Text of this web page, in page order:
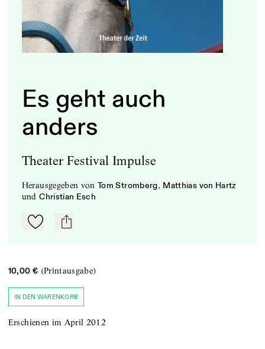
Es geht auch
anders
Theater Festival Impulse
herausgegeben von Tom Stromberg, Matthias von Hartz
und Christian Esch
Zu Mein-TdZ hinzufügen
mail
10,00 € (Printausgabe)
IN DEN WARENKORB
Erschienen im April 2012